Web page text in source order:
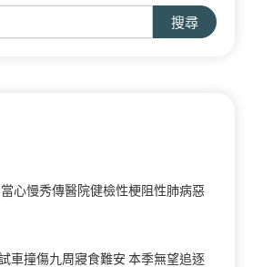
搜尋
心慢秀傳醫院健檢性梗阻性肺病惡
車撞傷九周寢食難安 本季無望追逐